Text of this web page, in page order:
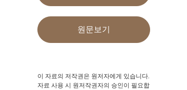
원문보기
이 자료의 저작권은 원저자에게 있습니다.
자료 사용 시 원저작권자의 승인이 필요합